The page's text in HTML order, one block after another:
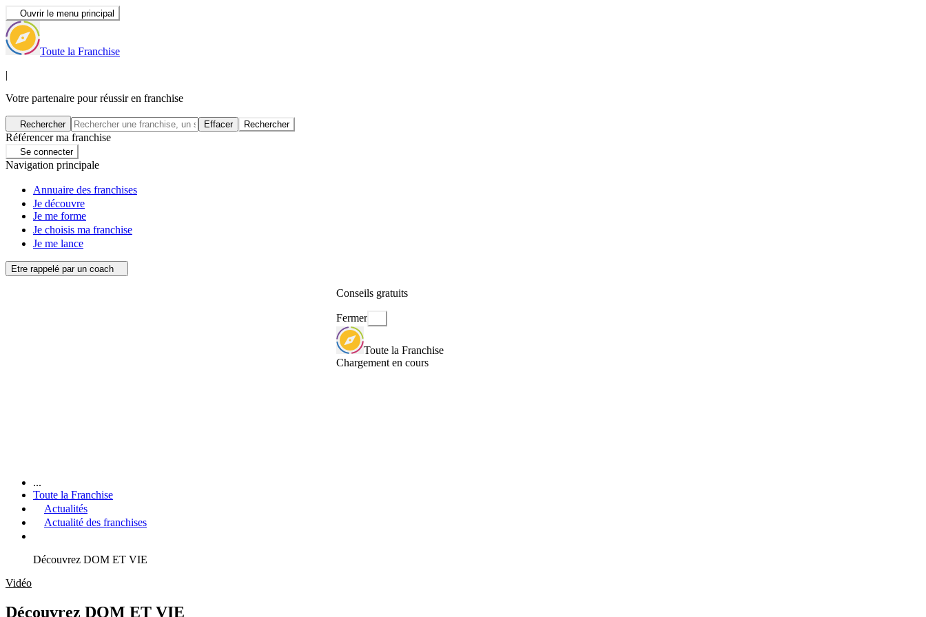
Ouvrir le menu principal
Toute la Franchise
|
Votre partenaire pour réussir en franchise
Rechercher Effacer Rechercher
Référencer ma franchise
Se connecter
Navigation principale
Annuaire des franchises
Je découvre
Je me forme
Je choisis ma franchise
Je me lance
Etre rappelé par un coach
Conseils gratuits
Fermer
Toute la Franchise
Chargement en cours
...
Toute la Franchise
Actualités
Actualité des franchises
Découvrez DOM ET VIE
Vidéo
Découvrez DOM ET VIE